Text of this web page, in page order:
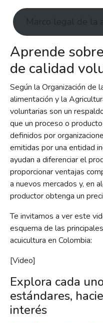
Aprende
de calidad
Según la Organización de
alimentación y la
voluntarias son un
que un proceso o
definidos por
emitidas por una entidad
ayudan a diferenciar el
proporcionar ventajas
a nuevos mercados y, en
productor obtenga un
Te invitamos a ver este
esquema de las
acuicultura en Colombia:
[Video]
Explora cada
estándares,
interés